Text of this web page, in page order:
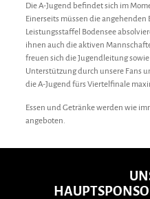
Die A-Jugend befindet sich im
Einerseits müssen die
Leistungsstaffel Bodensee
ihnen auch die aktiven
freuen sich die Jugendleitung
Unterstützung durch unsere Fans
die A-Jugend fürs Viertelfinale
Essen und Getränke werden wie
angeboten.